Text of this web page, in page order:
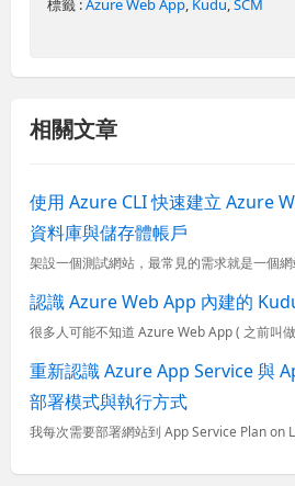
相關文章
使用 Azure CLI 快速建立 Azure
資料庫與儲存體帳戶
認識 Azure Web App 內建的
重新認識 Azure App Service 與
部署模式與執行方式